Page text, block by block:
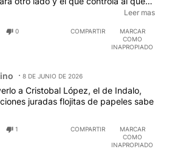
más en éstos tiempos de batallaLeer mas
0 COMPARTIR
MARCAR
COMO
INAPROPIADO
8 DE JUNIO DE 2026
a Cristobal López, el de Indalo,
juradas flojitas de papeles sabe
1 COMPARTIR
MARCAR
COMO
INAPROPIADO